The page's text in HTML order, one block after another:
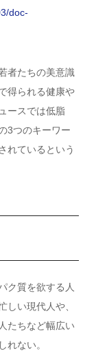
doc-
者たちの美意識
得られる健康や
ースでは低脂
3つのキーワー
れているという
ク質を欲する人
しい現代人や、
たちなど幅広い
れない。